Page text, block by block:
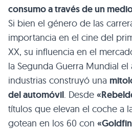
consumo a través de un
Si bien el género de las
importancia en el cine del
XX, su influencia en el
la Segunda Guerra Mundial el
industrias construyó una
del automóvil . Desde
títulos que elevan el coche a
gotean en los 60 con